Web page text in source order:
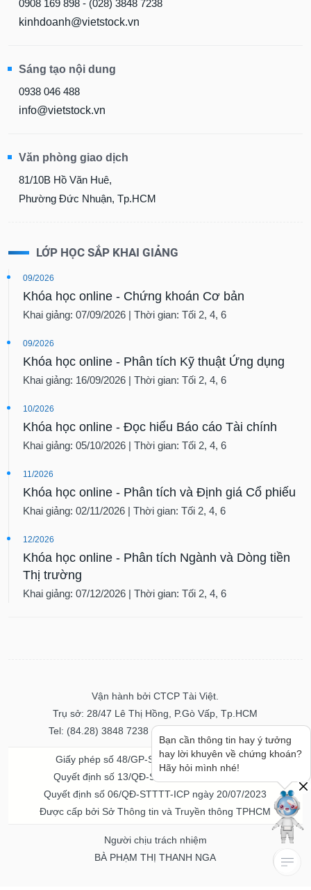
0908 169 898 - (028) 3848 7238
kinhdoanh@vietstock.vn
Sáng tạo nội dung
0938 046 488
info@vietstock.vn
Văn phòng giao dịch
81/10B Hồ Văn Huê,
Phường Đức Nhuận, Tp.HCM
LỚP HỌC SẮP KHAI GIẢNG
09/2026
Khóa học online - Chứng khoán Cơ bản
Khai giảng: 07/09/2026 | Thời gian: Tối 2, 4, 6
09/2026
Khóa học online - Phân tích Kỹ thuật Ứng dụng
Khai giảng: 16/09/2026 | Thời gian: Tối 2, 4, 6
10/2026
Khóa học online - Đọc hiểu Báo cáo Tài chính
Khai giảng: 05/10/2026 | Thời gian: Tối 2, 4, 6
11/2026
Khóa học online - Phân tích và Định giá Cổ phiếu
Khai giảng: 02/11/2026 | Thời gian: Tối 2, 4, 6
12/2026
Khóa học online - Phân tích Ngành và Dòng tiền
Thị trường
Khai giảng: 07/12/2026 | Thời gian: Tối 2, 4, 6
Vận hành bởi CTCP Tài Việt.
Trụ sở: 28/47 Lê Thị Hồng, P.Gò Vấp, Tp.HCM
Tel: (84.28) 3848 7238 - Fax: (84.28) 3848 7237
Giấy phép số 48/GP-STTTT ngày 04/11/2016
Quyết định số 13/QĐ-STTTT ngày 02/11/2017
Quyết định số 06/QĐ-STTTT-ICP ngày 20/07/2023
Được cấp bởi Sở Thông tin và Truyền thông TPHCM
Người chịu trách nhiệm
BÀ PHẠM THỊ THANH NGA
Bạn cần thông tin hay ý tưởng
hay lời khuyên về chứng khoán?
Hãy hỏi mình nhé!